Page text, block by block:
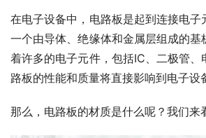
在电子设备中，电路板是起到连接电子
一个由导体、绝缘体和金属层组成的基
着许多的电子元件，包括IC、二极管、
路板的性能和质量将直接影响到电子设
那么，电路板的材质是什么呢？我们来